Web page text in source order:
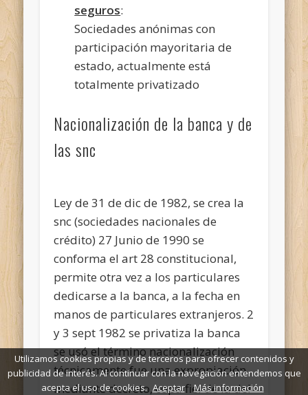
seguros:
Sociedades anónimas con
participación mayoritaria de
estado, actualmente está
totalmente privatizado
Nacionalización de la banca y de
las snc
Ley de 31 de dic de 1982, se crea la
snc (sociedades nacionales de
crédito) 27 Junio de 1990 se
conforma el art 28 constitucional,
permite otra vez a los particulares
dedicarse a la banca, a la fecha en
manos de particulares extranjeros. 2
y 3 sept 1982 se privatiza la banca
se usó el término nacionalización
técnicamente fue una expropiación
mediante decreto, copa fiel de la del
Utilizamos cookies propias y de terceros para ofrecer contenidos y
publicidad de interés. Al continuar con la navegación entendemos que
acepta el uso de cookies. Aceptar Más información